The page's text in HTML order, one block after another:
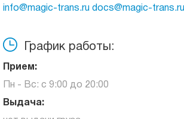
info@magic-trans.ru docs@magic-trans.ru
График работы:
Прием:
Пн - Вс: с 9:00 до 20:00
Выдача: